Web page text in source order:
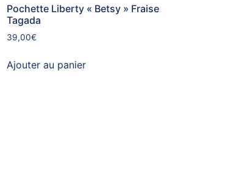
Pochette Liberty « Betsy » Fraise
Tagada
39,00€
Ajouter au panier